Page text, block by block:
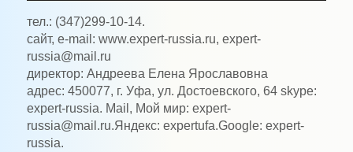
тел.: (347)299-10-14.
сайт, e-mail: www.expert-russia.ru, expert-
russia@mail.ru
директор: Андреева Елена Ярославовна
адрес: 450077, г. Уфа, ул. Достоевского, 64 skype:
expert-russia. Mail, Мой мир: expert-
russia@mail.ru.Яндекс: expertufa.Google: expert-
russia.